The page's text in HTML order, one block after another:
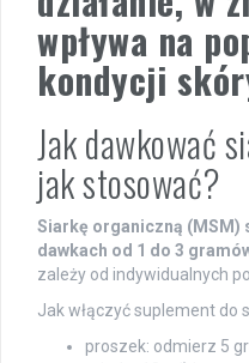
wpływa na
kondycji
Jak dawkować
jak stosować?
Siarkę organiczną (MSM)
dawkach od 1 do 3
zależy od indywidualnych
Jak włączyć suplement do
proszek: odmierz 5